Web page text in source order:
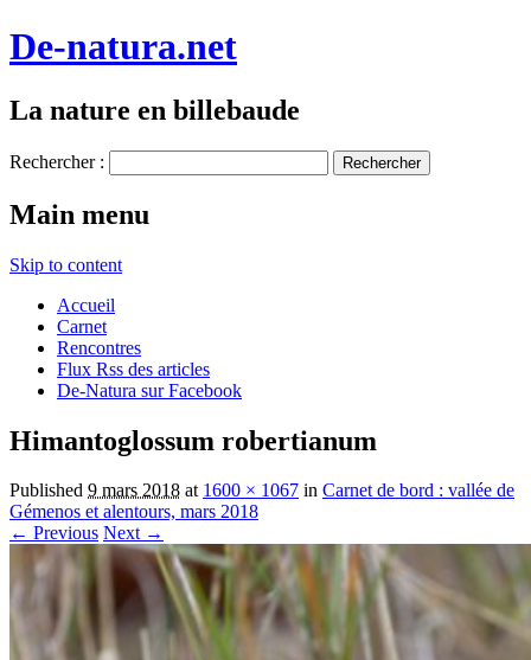
De-natura.net
La nature en billebaude
Rechercher :
Main menu
Skip to content
Accueil
Carnet
Rencontres
Flux Rss des articles
De-Natura sur Facebook
Himantoglossum robertianum
Published 9 mars 2018 at 1600 × 1067 in Carnet de bord : vallée de
Gémenos et alentours, mars 2018
← Previous Next →